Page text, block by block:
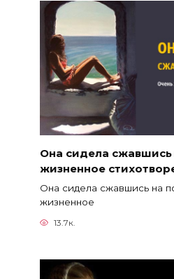
Она сидела
жизненное
Она сидела сжавшись на
жизненное
13.7к.